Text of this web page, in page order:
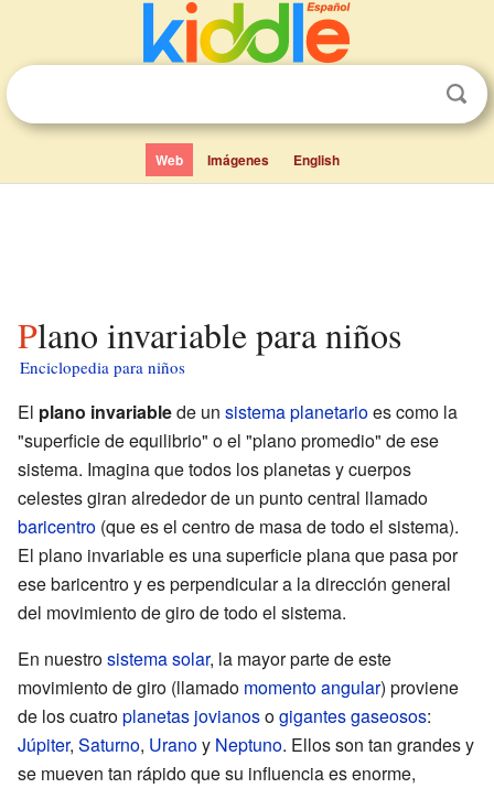
Web Imágenes English
Plano invariable para niños
Enciclopedia para niños
El plano invariablede un sistema planetarioes como la
"superficie de equilibrio" o el "plano promedio" de ese
sistema. Imagina que todos los planetas y cuerpos
celestes giran alrededor de un punto central llamado
baricentro (que es el centro de masa de todo el sistema).
El plano invariable es una superficie plana que pasa por
ese baricentro y es perpendicular a la dirección general
del movimiento de giro de todo el sistema.
En nuestrosistema solar, la mayor parte de este
movimiento de giro (llamado momento angular) proviene
de los cuatroplanetas jovianosogigantes gaseosos:
Júpiter, Saturno, Uranoy Neptuno. Ellos son tan grandes y
se mueven tan rápido que su influencia es enorme,